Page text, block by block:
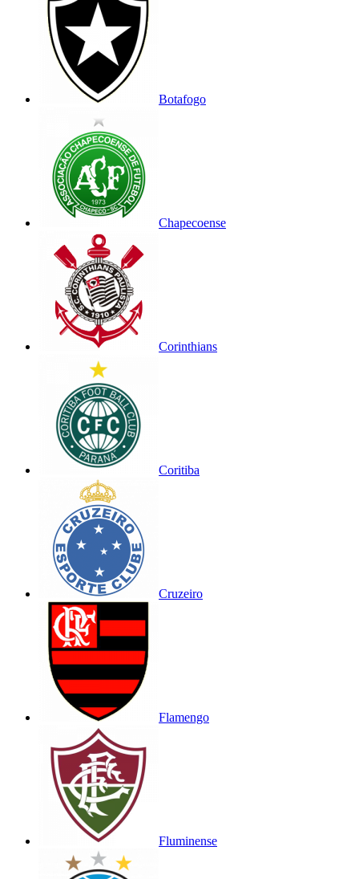
Botafogo
Chapecoense
Corinthians
Coritiba
Cruzeiro
Flamengo
Fluminense